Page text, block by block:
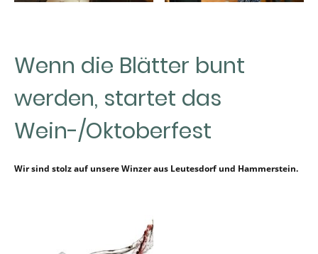
Wenn die Blätter bunt
werden, startet das
Wein-/Oktoberfest
Wir sind stolz auf unsere Winzer aus Leutesdorf und Hammerstein.